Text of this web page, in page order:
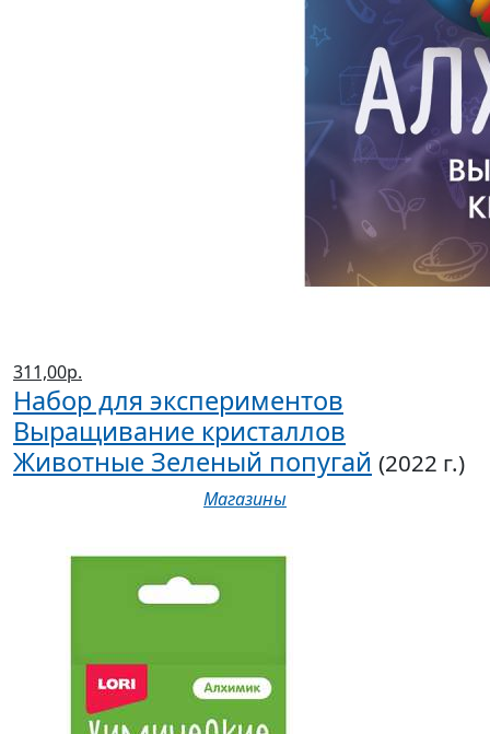
311,00р.
Набор для экспериментов
Выращивание кристаллов
Животные Зеленый попугай (2022 г.)
Магазины